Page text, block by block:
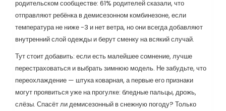
родительском сообществе: 61% родителей сказали, что
отправляют ребёнка в демисезонном комбинезоне, если
температура не ниже -3 и нет ветра, но они всегда добавляют
внутренний слой одежды и берут сменку на всякий случай.
Тут стоит добавить: если есть малейшее сомнение, лучше
перестраховаться и выбрать зимнюю модель. Не забудьте, что
переохлаждение — штука коварная, а первые его признаки
могут проявиться уже на прогулке: бледные пальцы, дрожь,
слёзы. Спасёт ли демисезонный в снежную погоду? Только